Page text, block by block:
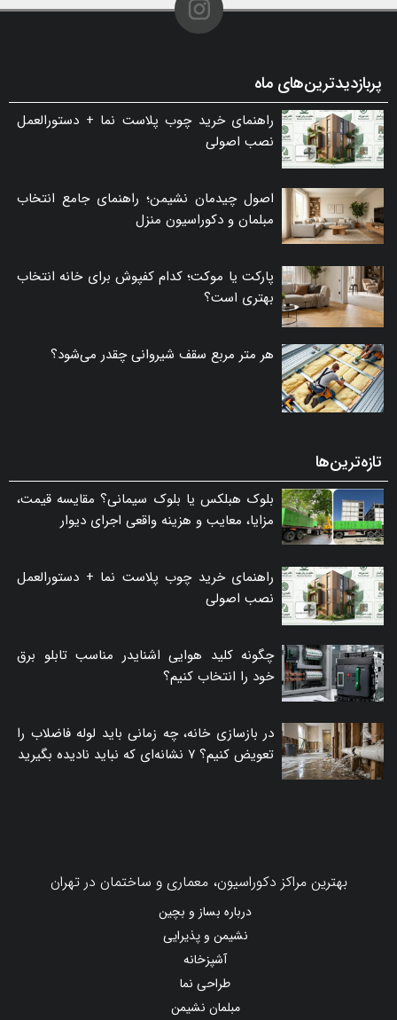
پربازدیدترین‌های ماه
راهنمای خرید چوب پلاست نما + دستورالعمل
نصب اصولی
اصول چیدمان نشیمن؛ راهنمای جامع انتخاب
مبلمان و دکوراسیون منزل
پارکت یا موکت؛ کدام کفپوش برای خانه انتخاب
بهتری است؟
هر متر مربع سقف شیروانی چقدر می‌شود؟
تازه‌ترین‌ها
بلوک هبلکس یا بلوک سیمانی؟ مقایسه قیمت،
مزایا، معایب و هزینه واقعی اجرای دیوار
راهنمای خرید چوب پلاست نما + دستورالعمل
نصب اصولی
چگونه کلید هوایی اشنایدر مناسب تابلو برق
خود را انتخاب کنیم؟
در بازسازی خانه، چه زمانی باید لوله فاضلاب را
تعویض کنیم؟ ۷ نشانه‌ای که نباید نادیده بگیرید
بهترین مراکز دکوراسیون، معماری و ساختمان در تهران
درباره بساز و بچین
نشیمن و پذیرایی
آشپزخانه
طراحی نما
مبلمان نشیمن